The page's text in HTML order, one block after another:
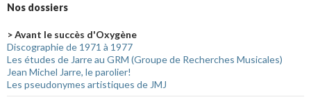
Nos dossiers
> Avant le succès d'Oxygène
Discographie de 1971 à 1977
Les études de Jarre au GRM (Groupe de Recherches Musicales)
Jean Michel Jarre, le parolier!
Les pseudonymes artistiques de JMJ